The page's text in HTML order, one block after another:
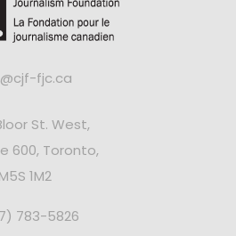
fjc.ca
St. West,
600, Toronto,
1M2
783-5826